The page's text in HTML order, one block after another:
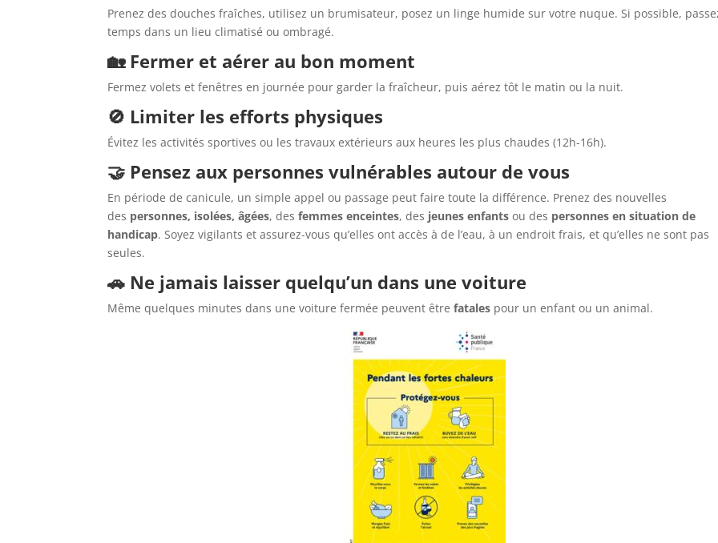
Prenez des douches fraîches, utilisez un brumisateur, posez un linge humide sur votre nuque. Si possible,
temps dans un lieu climatisé ou ombragé.
🏡Fermer et aérer au bon moment
Fermez volets et fenêtres en journée pour garder la fraîcheur, puis aérez tôt le matin ou la nuit.
🚫 Limiter les efforts physiques
Évitez les activités sportives ou les travaux extérieurs aux heures les plus chaudes (12h-16h).
🤝 Pensez aux personnes vulnérables autour de vous
En période de canicule, un simple appel ou passage peut faire toute la différence. Prenez des nouvelles
des personnes, isolées, âgées, desfemmes enceintes, des jeunes enfants ou des personnes en situation de
handicap. Soyez vigilants et assurez-vous qu’elles ont accès à de l’eau, à un endroit frais, et qu’elles ne sont pas
seules.
🚗 Ne jamais laisser quelqu’un dans une voiture
Même quelques minutes dans une voiture fermée peuvent êtrefatales pour un enfant ou un animal.